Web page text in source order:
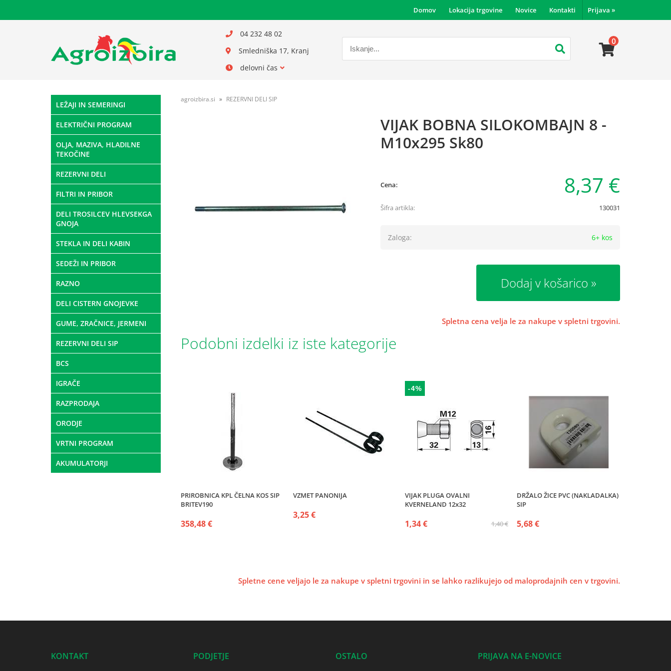
Prijava »
Domov Lokacija trgovine Novice Kontakti
04 232 48 02
Smledniška 17, Kranj
delovni čas
0
LEŽAJI IN SEMERINGI
ELEKTRIČNI PROGRAM
OLJA, MAZIVA, HLADILNE
TEKOČINE
REZERVNI DELI
FILTRI IN PRIBOR
DELI TROSILCEV HLEVSEKGA
GNOJA
STEKLA IN DELI KABIN
SEDEŽI IN PRIBOR
RAZNO
DELI CISTERN GNOJEVKE
GUME, ZRAČNICE, JERMENI
REZERVNI DELI SIP
BCS
IGRAČE
RAZPRODAJA
ORODJE
VRTNI PROGRAM
AKUMULATORJI
agroizbira.si REZERVNI DELI SIP
VIJAK BOBNA SILOKOMBAJN 8 -
M10x295 Sk80
Cena: 8,37 €
Šifra artikla: 130031
Zaloga: 6+ kos
Dodaj v košarico
Spletna cena velja le za nakupe v spletni trgovini.
Podobni izdelki iz iste kategorije
PRIROBNICA KPL ČELNA KOS SIP
BRITEV190
358,48 €
VZMET PANONIJA
3,25 €
-4%
VIJAK PLUGA OVALNI
KVERNELAND 12x32
1,40 €
1,34 €
DRŽALO ŽICE PVC (NAKLADALKA)
SIP
5,68 €
Spletne cene veljajo le za nakupe v spletni trgovini in se lahko razlikujejo od maloprodajnih cen v trgovini.
KONTAKT PODJETJE OSTALO PRIJAVA NA E-NOVICE